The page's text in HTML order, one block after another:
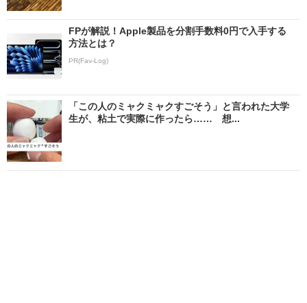
FPが解説！Apple製品を分割手数料0円で入手する
方法とは？
PR(Fav-Log)
「この人のミャクミャクすごそう」と言われた大学
生が、粘土で実際に作ったら…… 想...